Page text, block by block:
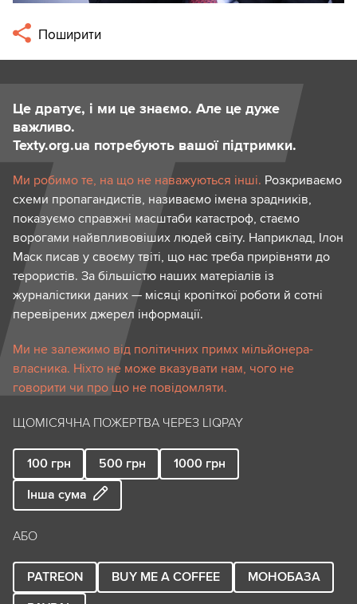
Поширити
Це дратує, і ми це знаємо. Але це дуже
важливо.
Texty.org.ua потребують вашої підтримки.
Ми робимо те, на що не наважуються інші. Розкриваємо
схеми пропагандистів, називаємо імена зрадників,
показуємо справжні масштаби катастроф, стаємо
ворогами найвпливовіших людей світу. Наприклад, Ілон
Маск писав у своєму твіті, що нас треба прирівняти до
терористів. За більшістю наших матеріалів із
журналістики даних — місяці кропіткої роботи й сотні
перевірених джерел інформації.
Ми не залежимо від політичних примх мільйонера-
власника. Ніхто не може вказувати нам, чого не
говорити чи про що не повідомляти.
ЩОМІСЯЧНА ПОЖЕРТВА ЧЕРЕЗ LIQPAY
100 грн 500 грн 1000 грн
Інша сума
АБО
PATREON BUY ME A COFFEE
МОНОБАЗА